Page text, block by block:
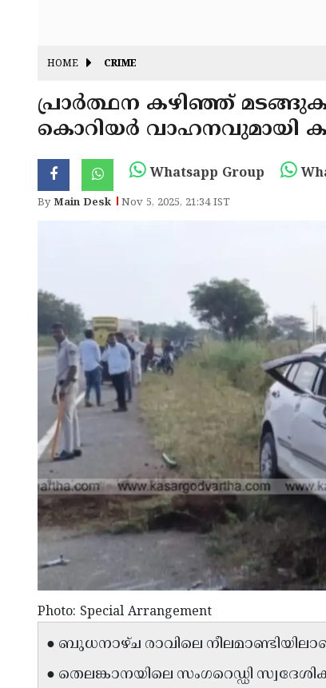
HOME CRIME
പ്രാർത്ഥന കഴിഞ്ഞ്
കൊറിയർ വാഹനവുമായി
Whatsapp Group
ByMain Desk Nov 5, 2025, 21:34 IST
Photo: Special Arrangement
● ബുധനാഴ്ച രാവിലെ
● തെലങ്കാനയിലെ സംഗറെഡ്ഡി